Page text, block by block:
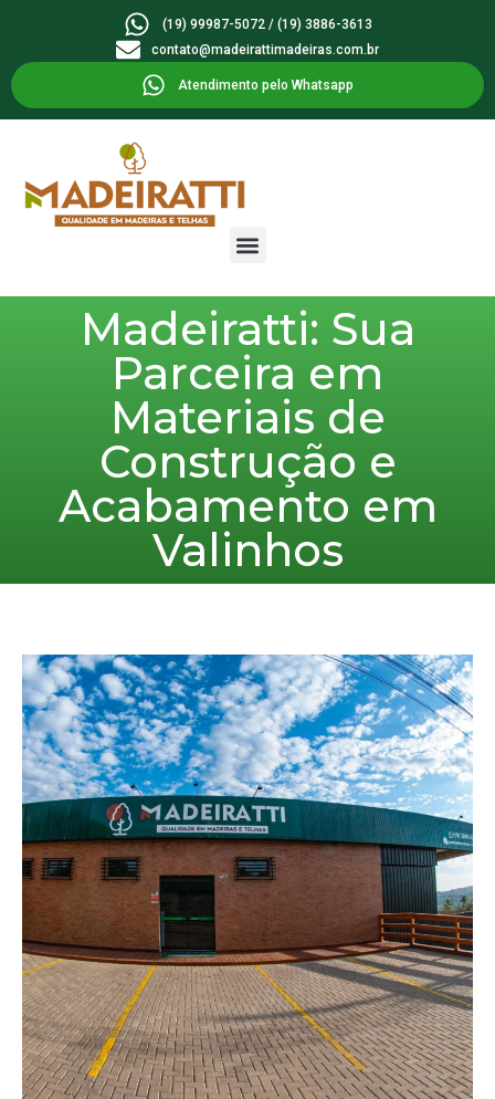
(19) 99987-5072 / (19) 3886-3613
contato@madeirattimadeiras.com.br
Atendimento pelo Whatsapp
Madeiratti: Sua
Parceira em
Materiais de
Construção e
Acabamento em
Valinhos